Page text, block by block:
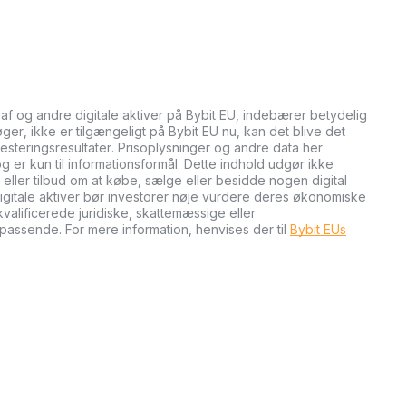
og andre digitale aktiver på Bybit EU, indebærer betydelig
ikke er tilgængeligt på Bybit EU nu, kan det blive det
Prisoplysninger og andre data her
er kun til informationsformål. Dette indhold udgør ikke
tilbud om at købe, sælge eller besidde nogen digital
aktiver bør investorer nøje vurdere deres økonomiske
juridiske, skattemæssige eller
For mere information, henvises der til Bybit EUs